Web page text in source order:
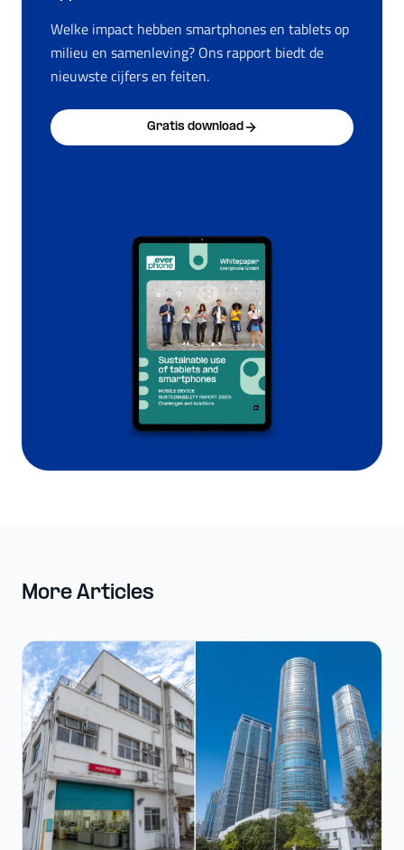
Welke impact hebben smartphones en tablets op
milieu en samenleving? Ons rapport biedt de
nieuwste cijfers en feiten.
Gratis download
More Articles